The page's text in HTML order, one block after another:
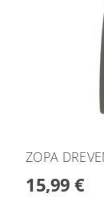
ZOPA
15,99 €